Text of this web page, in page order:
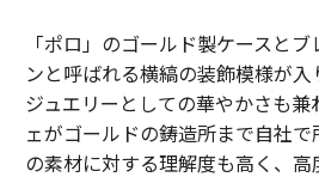
「ポロ」のゴールド製ケースと
ンと呼ばれる横縞の装飾模様が
ジュエリーとしての華やかさも兼
ェがゴールドの鋳造所まで自社
の素材に対する理解度も高く、